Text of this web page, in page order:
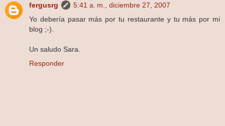
fergusrg
5:41 a. m., diciembre 27, 2007
Yo debería pasar más por tu restaurante y tu más por mi
blog ;-).
Un saludo Sara.
Responder